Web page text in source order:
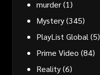
murder(1)
Mystery(345)
PlayList Global (5)
Prime Video (84)
Reality(6)